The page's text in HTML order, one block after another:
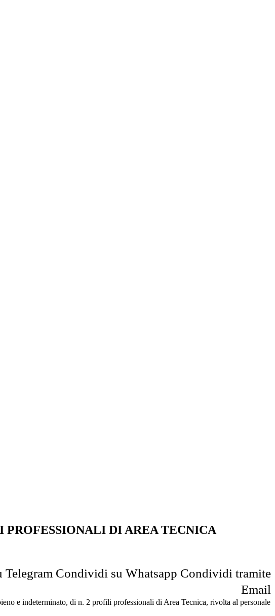
DI AREA TECNICA
Condividi su Whatsapp Condividi tramite
Email
e indeterminato, di n. 2 profili professionali di Area Tecnica, rivolta al personale